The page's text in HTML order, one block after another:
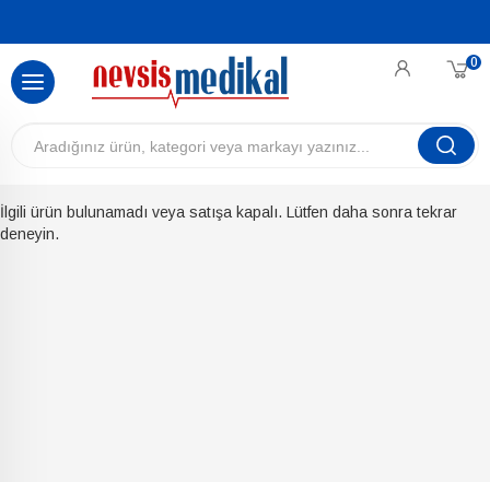
0
İlgili ürün bulunamadı veya satışa kapalı. Lütfen daha sonra tekrar
deneyin.